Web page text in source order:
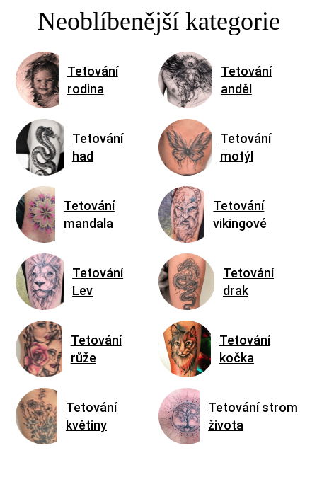
Neoblíbenější kategorie
Tetování
rodina
Tetování
had
Tetování
mandala
Tetování
Lev
Tetování
růže
Tetování
květiny
Tetování
anděl
Tetování
motýl
Tetování
vikingové
Tetování
drak
Tetování
kočka
Tetování strom
života